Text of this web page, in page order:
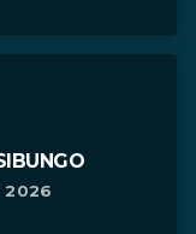
2026